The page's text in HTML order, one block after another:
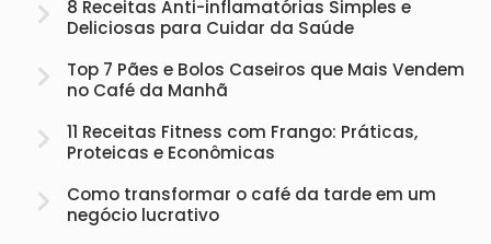
8 Receitas Anti-inflamatórias Simples e
Deliciosas para Cuidar da Saúde
Top 7 Pães e Bolos Caseiros que Mais Vendem
no Café da Manhã
11 Receitas Fitness com Frango: Práticas,
Proteicas e Econômicas
Como transformar o café da tarde em um
negócio lucrativo